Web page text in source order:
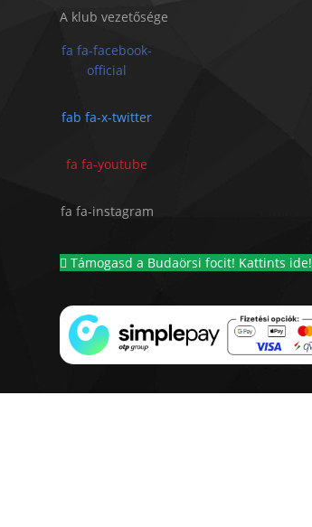
A klub vezetősége
fa fa-facebook-
official
fab fa-x-twitter
fa fa-youtube
fa fa-instagram
Támogasd a Budaörsi focit! Kattints ide!